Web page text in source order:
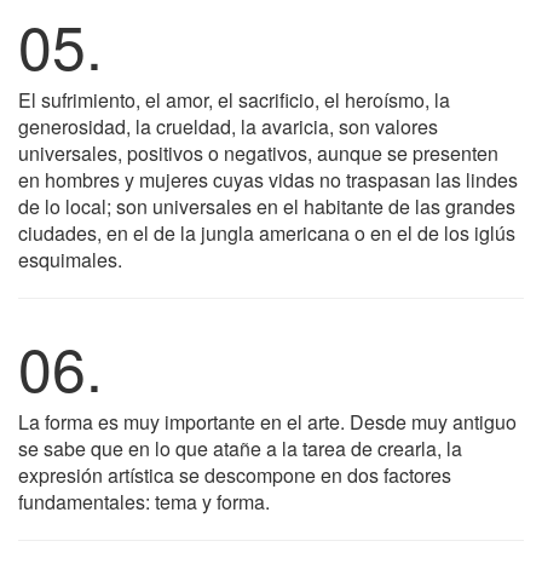
05.
El sufrimiento, el amor, el sacrificio, el heroísmo, la
generosidad, la crueldad, la avaricia, son valores
universales, positivos o negativos, aunque se presenten
en hombres y mujeres cuyas vidas no traspasan las lindes
de lo local; son universales en el habitante de las grandes
ciudades, en el de la jungla americana o en el de los iglús
esquimales.
06.
La forma es muy importante en el arte. Desde muy antiguo
se sabe que en lo que atañe a la tarea de crearla, la
expresión artística se descompone en dos factores
fundamentales: tema y forma.